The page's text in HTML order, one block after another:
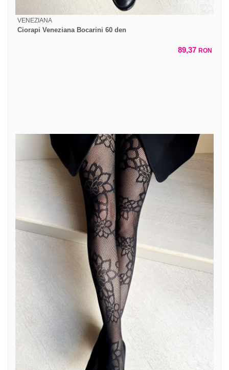
VENEZIANA
Ciorapi Veneziana Bocarini 60 den
89,37 RON